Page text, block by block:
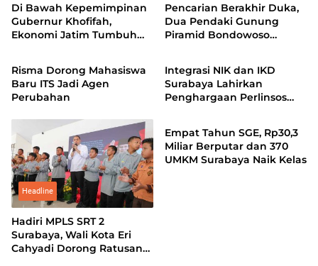
Di Bawah Kepemimpinan
Gubernur Khofifah,
Ekonomi Jatim Tumbuh
Pencarian Berakhir Duka,
Dua Pendaki Gunung
Piramid Bondowoso
Headline
Risma Dorong Mahasiswa
Baru ITS Jadi Agen
Perubahan
Headline
Integrasi NIK dan IKD
Surabaya Lahirkan
Penghargaan Perlinsos
Headline
Hadiri MPLS SRT 2
Surabaya, Wali Kota Eri
Cahyadi Dorong Ratusan
Ekonomi
Empat Tahun SGE, Rp30,3
Miliar Berputar dan 370
UMKM Surabaya Naik Kelas